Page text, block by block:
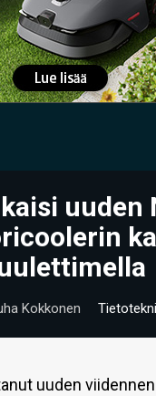
uuden
Kokkonen
uuden viidennen